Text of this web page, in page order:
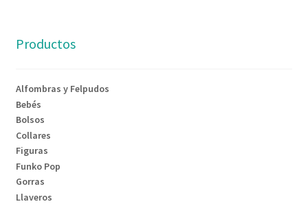
Productos
Alfombras y Felpudos
Bebés
Bolsos
Collares
Figuras
Funko Pop
Gorras
Llaveros